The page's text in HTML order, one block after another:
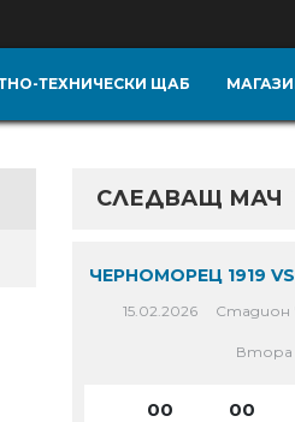
ТЕХНИЧЕСКИ ЩАБ
СЛЕДВАЩ МАЧ
ЧЕРНОМОРЕЦ 1919
15.02.2026 Стадион
Втора
00 00